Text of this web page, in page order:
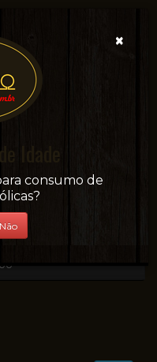
on-line!
×
Idade
consumo de
Não